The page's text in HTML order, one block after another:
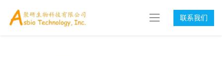
联系我们